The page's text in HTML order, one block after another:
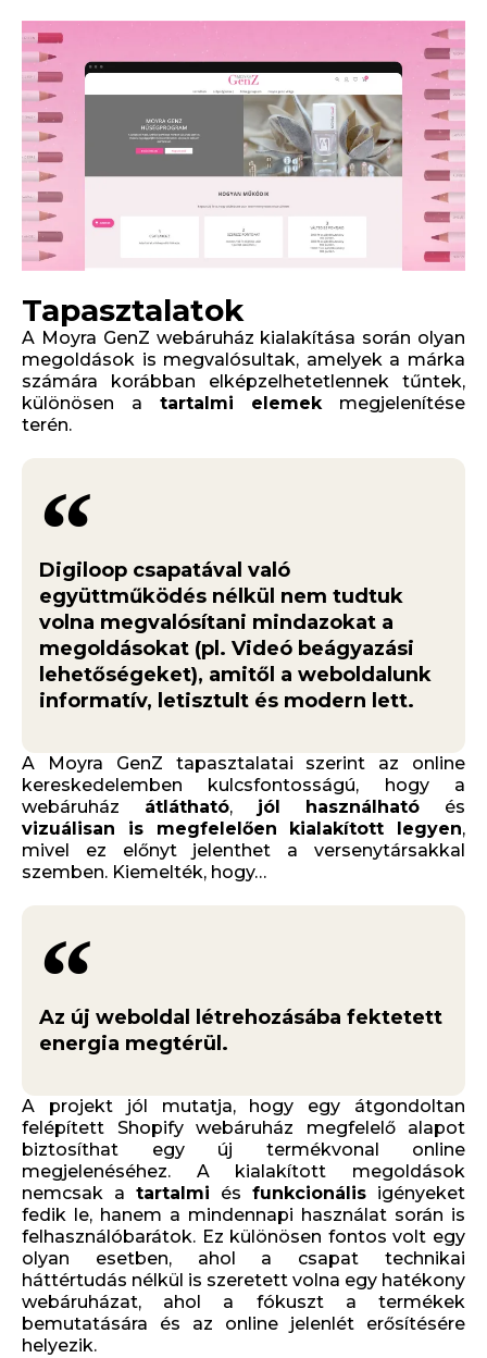
Tapasztalatok
A Moyra GenZ webáruház kialakítása során olyan
megoldások is megvalósultak, amelyek a márka
számára korábban elképzelhetetlennek tűntek,
különösen a tartalmi elemekmegjelenítése
terén.
Digiloop csapatával való
együttműködés nélkül nem tudtuk
volna megvalósítani mindazokat a
megoldásokat (pl. Videó beágyazási
lehetőségeket), amitől a weboldalunk
informatív, letisztult és modern lett.
A Moyra GenZ tapasztalatai szerint az online
kereskedelemben kulcsfontosságú, hogy a
webáruház átlátható, jól használható és
vizuálisan is megfelelően kialakított legyen,
mivel ez előnyt jelenthet a versenytársakkal
szemben. Kiemelték, hogy…
Az új weboldal létrehozásába fektetett
energia megtérül.
A projekt jól mutatja, hogy egy átgondoltan
felépített Shopify webáruház megfelelő alapot
biztosíthat egy új termékvonal online
megjelenéséhez. A kialakított megoldások
nemcsak a tartalmi és funkcionális igényeket
fedik le, hanem a mindennapi használat során is
felhasználóbarátok. Ez különösen fontos volt egy
olyan esetben, ahol a csapat technikai
háttértudás nélkül is szeretett volna egy hatékony
webáruházat, ahol a fókuszt a termékek
bemutatására és az online jelenlét erősítésére
helyezik.